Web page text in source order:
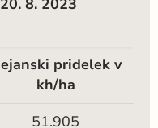
20. 8. 2023
pridelek v
kh/ha
51.905